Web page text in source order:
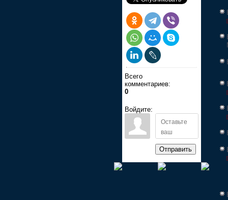
Всего
комментариев:
0
Войдите:
Отправить